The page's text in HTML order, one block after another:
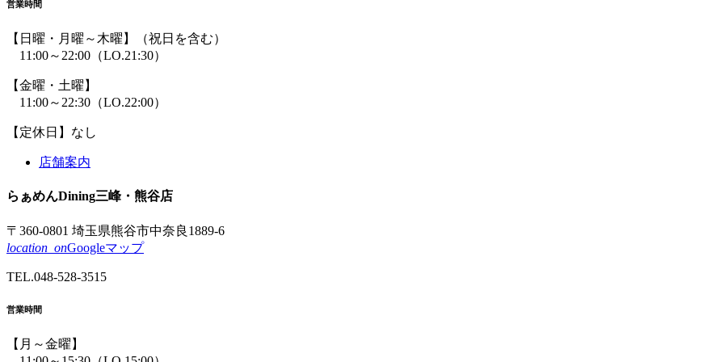
営業時間
【日曜・月曜～木曜】
（祝日を含む）
11:00～22:00 （LO.21:30）
【金曜・土曜】
11:00～22:30 （LO.22:00）
【定休日】なし
店舗案内
らぁめんDining三峰・熊谷店
〒360-0801 埼玉県熊谷市中奈良1889-6
location_onGoogleマップ
TEL.048-528-3515
営業時間
【月～金曜】